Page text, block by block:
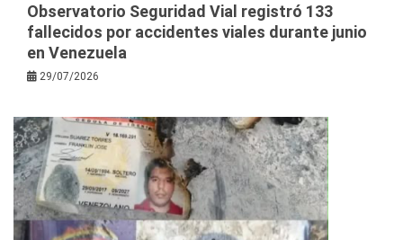
Observatorio Seguridad Vial registró 133
fallecidos por accidentes viales durante junio
en Venezuela
29/07/2026